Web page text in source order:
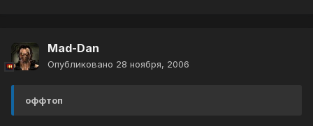
Mad-Dan
Опубликовано 28 ноября, 2006
оффтоп